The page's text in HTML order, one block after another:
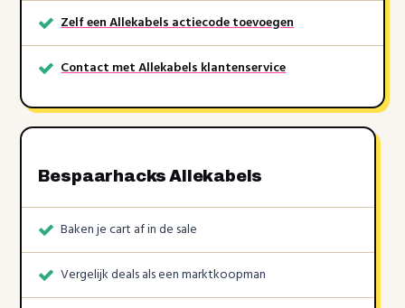
Zelf een Allekabels actiecode toevoegen
Contact met Allekabels klantenservice
Bespaarhacks Allekabels
Baken je cart af in de sale
Vergelijk deals als een marktkoopman